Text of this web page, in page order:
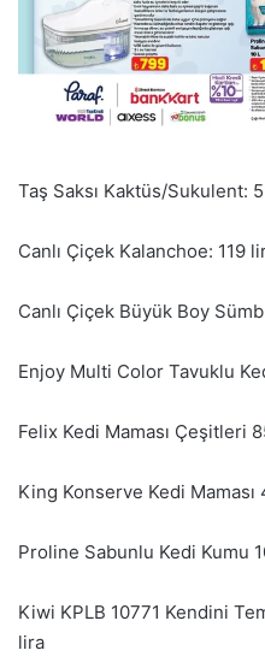
Taş Saksı Kaktüs/Sukulent:
Canlı Çiçek Kalanchoe: 119
Canlı Çiçek Büyük Boy
Enjoy Multi Color Tavuklu
Felix Kedi Maması Çeşitleri
King Konserve Kedi
Proline Sabunlu Kedi Kumu
Kiwi KPLB 10771 Kendini
lira